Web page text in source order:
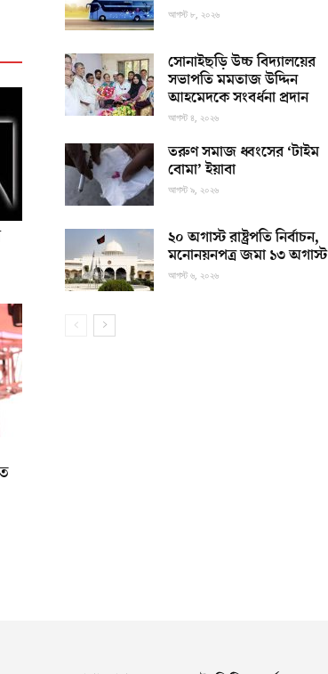
আগস্ট ৮, ২০২৬
সোনাইছড়ি উচ্চ বিদ্যালয়ের
সভাপতি মমতাজ উদ্দিন
আহমেদকে সংবর্ধনা প্রদান
আগস্ট ৪, ২০২৬
তরুণ সমাজ ধ্বংসের ‘টাইম
বোমা’ ইয়াবা
আগস্ট ৯, ২০২৬
২০ অগাস্ট রাষ্ট্রপতি নির্বাচন,
মনোনয়নপত্র জমা ১৩ অগাস্ট
আগস্ট ৬, ২০২৬